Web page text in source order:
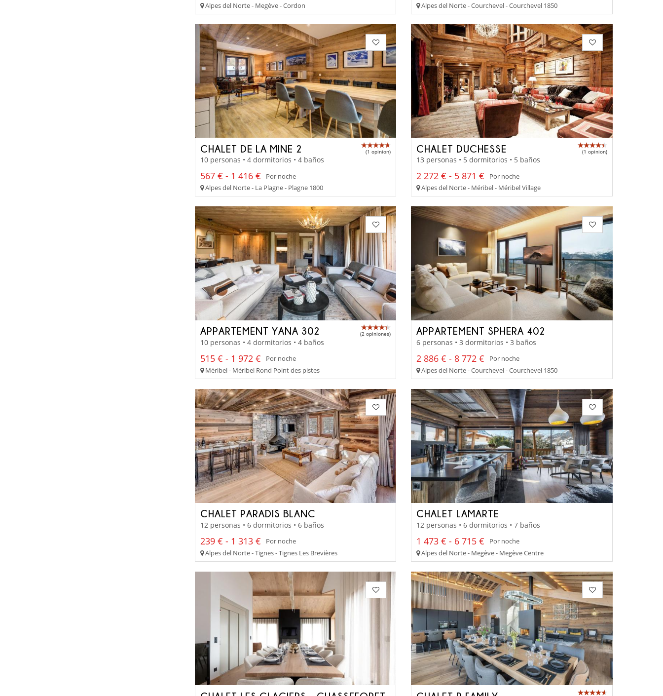
Alpes del Norte - Megève - Cordon
Alpes del Norte - Courchevel - Courchevel 1850
CHALET DE LA MINE 2 (1 opinion)
10 personas • 4 dormitorios • 4 baños
567 € - 1 416 €
Por noche
Alpes del Norte - La Plagne - Plagne 1800
CHALET DUCHESSE (1 opinion)
13 personas • 5 dormitorios • 5 baños
2 272 € - 5 871 €
Por noche
Alpes del Norte - Méribel - Méribel Village
APPARTEMENT YANA 302 (2 opiniones)
10 personas • 4 dormitorios • 4 baños
515 € - 1 972 €
Por noche
Méribel - Méribel Rond Point des pistes
APPARTEMENT SPHERA 402
6 personas • 3 dormitorios • 3 baños
2 886 € - 8 772 €
Por noche
Alpes del Norte - Courchevel - Courchevel 1850
CHALET PARADIS BLANC
12 personas • 6 dormitorios • 6 baños
239 € - 1 313 €
Por noche
Alpes del Norte - Tignes - Tignes Les Brevières
CHALET LAMARTE
12 personas • 6 dormitorios • 7 baños
1 473 € - 6 715 €
Por noche
Alpes del Norte - Megève - Megève Centre